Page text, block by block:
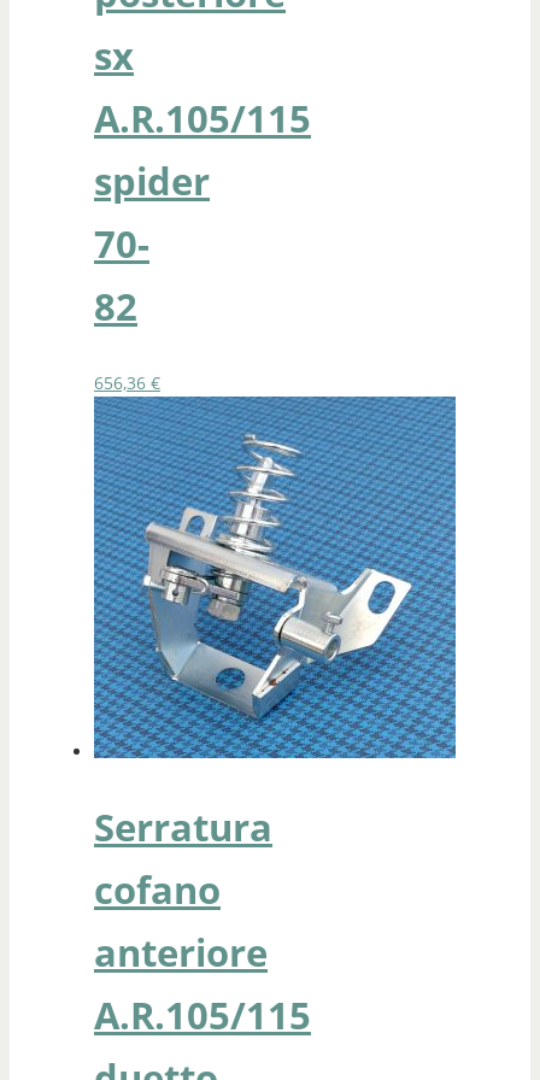
sx
A.R.105/115
spider
70-
82
656,36 €
Serratura
cofano
anteriore
A.R.105/115